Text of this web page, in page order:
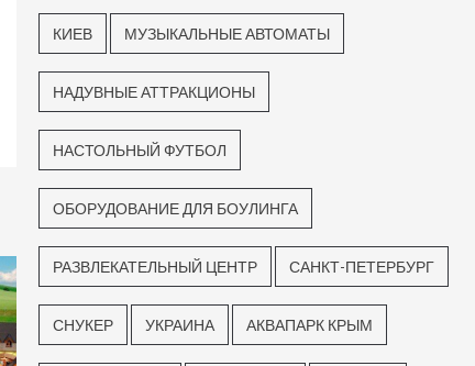
КИЕВ МУЗЫКАЛЬНЫЕ АВТОМАТЫ
НАДУВНЫЕ АТТРАКЦИОНЫ
НАСТОЛЬНЫЙ ФУТБОЛ
ОБОРУДОВАНИЕ ДЛЯ БОУЛИНГА
РАЗВЛЕКАТЕЛЬНЫЙ ЦЕНТР САНКТ-ПЕТЕРБУРГ
СНУКЕР УКРАИНА АКВАПАРК КРЫМ